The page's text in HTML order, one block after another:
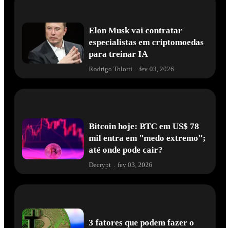
Elon Musk vai contratar
especialistas em criptomoedas
para treinar IA
Rodrigo Tolotti fev 03, 2026
Bitcoin hoje: BTC em US$ 78
mil entra em "medo extremo";
até onde pode cair?
Decrypt . fev 03, 2026
3 fatores que podem fazer o